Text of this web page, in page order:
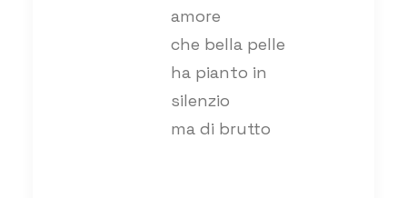
amore
che bella pelle
ha pianto in
silenzio
ma di brutto